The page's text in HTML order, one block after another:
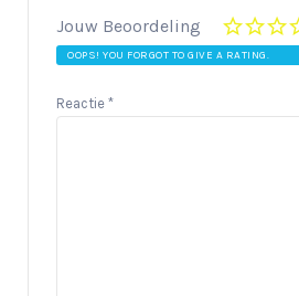
Jouw Beoordeling
OOPS! YOU FORGOT TO GIVE A RATING.
Reactie *